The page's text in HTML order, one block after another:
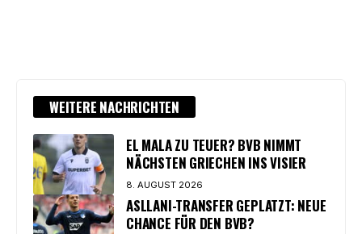
WEITERE NACHRICHTEN
EL MALA ZU TEUER? BVB NIMMT
NÄCHSTEN GRIECHEN INS VISIER
8. AUGUST 2026
ASLLANI-TRANSFER GEPLATZT: NEUE
CHANCE FÜR DEN BVB?